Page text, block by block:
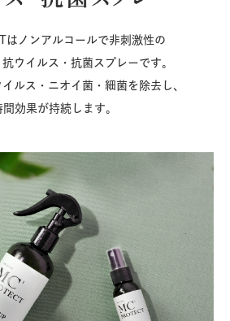
はノンアルコールで非刺激性の
ウイルス・抗菌スプレーです。
ルス・ニオイ菌・細菌を除去し、
間効果が持続します。